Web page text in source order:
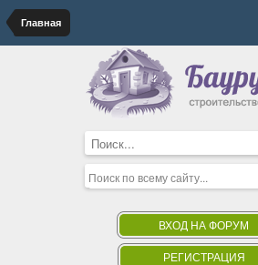
Главная
ВХОД НА ФОРУМ
РЕГИСТРАЦИЯ